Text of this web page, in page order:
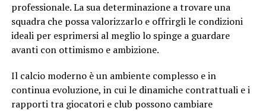
professionale. La sua determinazione a trovare una
squadra che possa valorizzarlo e offrirgli le condizioni
ideali per esprimersi al meglio lo spinge a guardare
avanti con ottimismo e ambizione.
Il calcio moderno è un ambiente complesso e in
continua evoluzione, in cui le dinamiche contrattuali e i
rapporti tra giocatori e club possono cambiare